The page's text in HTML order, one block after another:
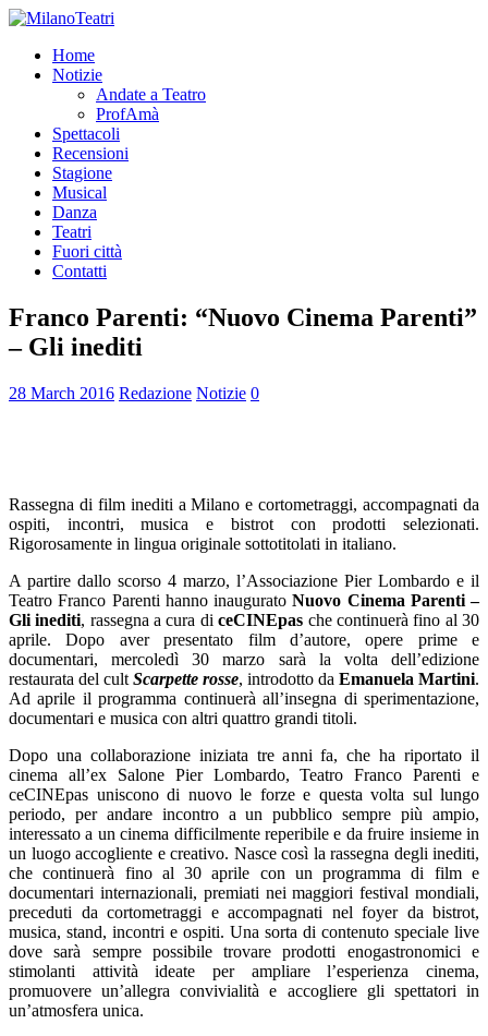
Home
Notizie
Andate a Teatro
ProfAmà
Spettacoli
Recensioni
Stagione
Musical
Danza
Teatri
Fuori città
Contatti
Franco Parenti: “Nuovo Cinema Parenti”
– Gli inediti
28 March 2016 Redazione Notizie 0
Rassegna di film inediti a Milano e cortometraggi, accompagnati da
ospiti, incontri, musica e bistrot con prodotti selezionati.
Rigorosamente in lingua originale sottotitolati in italiano.
A partire dallo scorso 4 marzo, l’Associazione Pier Lombardo e il
Teatro Franco Parenti hanno inauguratoNuovo Cinema Parenti –
Gli inediti, rassegna a cura diceCINEpas che continuerà fino al 30
aprile. Dopo aver presentato film d’autore, opere prime e
documentari, mercoledì 30 marzo sarà la volta dell’edizione
restaurata del cult Scarpette rosse, introdotto da Emanuela Martini.
Ad aprile il programma continuerà all’insegna di sperimentazione,
documentari e musica con altri quattro grandi titoli.
Dopo una collaborazione iniziata tre anni fa, che ha riportato il
cinema all’ex Salone Pier Lombardo, Teatro Franco Parenti e
ceCINEpas uniscono di nuovo le forze e questa volta sul lungo
periodo, per andare incontro a un pubblico sempre più ampio,
interessato a un cinema difficilmente reperibile e da fruire insieme in
un luogo accogliente e creativo. Nasce così la rassegna degli inediti,
che continuerà fino al 30 aprile con un programma di film e
documentari internazionali, premiati nei maggiori festival mondiali,
preceduti da cortometraggi e accompagnati nel foyer da bistrot,
musica, stand, incontri e ospiti. Una sorta di contenuto speciale live
dove sarà sempre possibile trovare prodotti enogastronomici e
stimolanti attività ideate per ampliare l’esperienza cinema,
promuovere un’allegra convivialità e accogliere gli spettatori in
un’atmosfera unica.